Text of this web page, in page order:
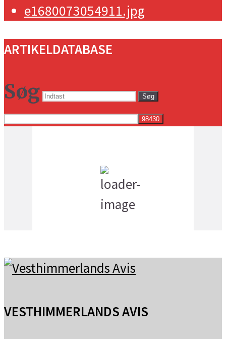
ARTIKELDATABASE
Søg Søg
klar himmel
VESTHIMMERLANDS AVIS